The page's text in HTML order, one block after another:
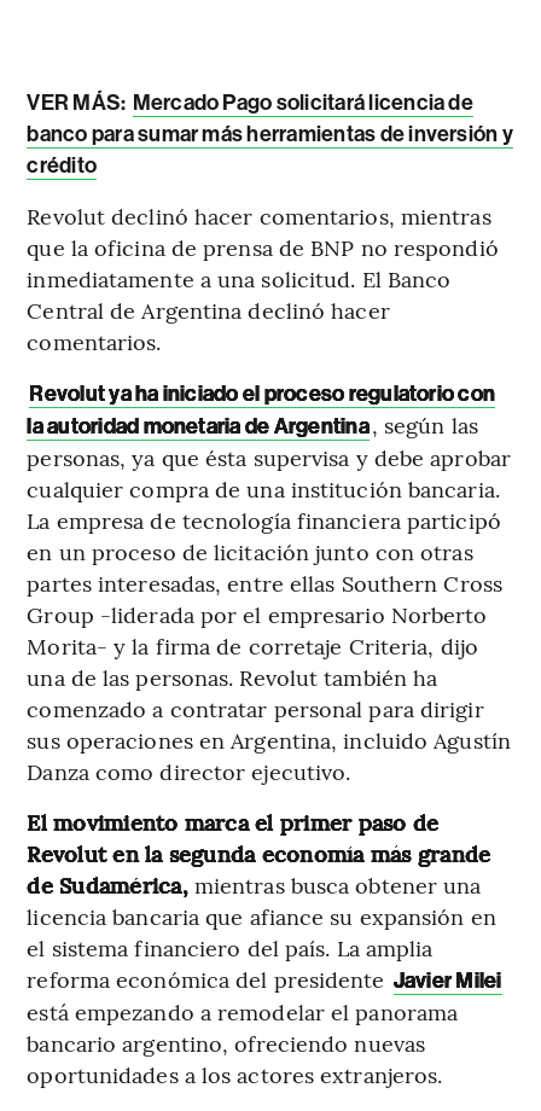
VER MÁS: Mercado Pago solicitará licencia de
banco para sumar más herramientas de inversión y
crédito
Revolut declinó hacer comentarios, mientras
que la oficina de prensa de BNP no respondió
inmediatamente a una solicitud. El Banco
Central de Argentina declinó hacer
comentarios.
Revolut ya ha iniciado el proceso regulatorio con
la autoridad monetaria de Argentina, según las
personas, ya que ésta supervisa y debe aprobar
cualquier compra de una institución bancaria.
La empresa de tecnología financiera participó
en un proceso de licitación junto con otras
partes interesadas, entre ellas Southern Cross
Group -liderada por el empresario Norberto
Morita- y la firma de corretaje Criteria, dijo
una de las personas. Revolut también ha
comenzado a contratar personal para dirigir
sus operaciones en Argentina, incluido Agustín
Danza como director ejecutivo.
El movimiento marca el primer paso de
Revolut en la segunda economía más grande
de Sudamérica,mientras busca obtener una
licencia bancaria que afiance su expansión en
el sistema financiero del país. La amplia
reforma económica del presidente Javier Milei
está empezando a remodelar el panorama
bancario argentino, ofreciendo nuevas
oportunidades a los actores extranjeros.